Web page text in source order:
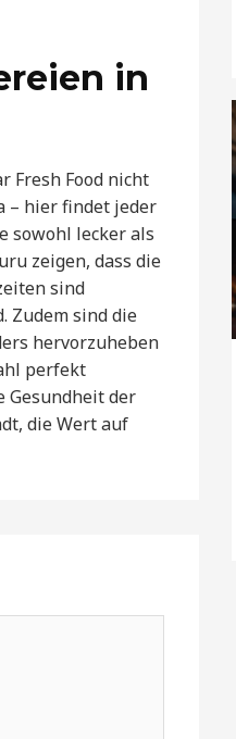
in
Fresh Food nicht
– hier findet jeder
sowohl lecker als
zeigen, dass die
sind
Zudem sind die
hervorzuheben
perfekt
Gesundheit der
die Wert auf